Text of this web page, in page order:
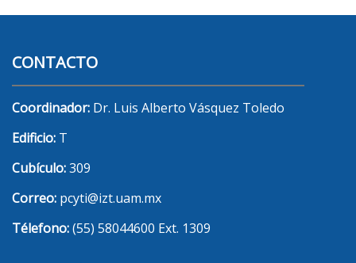
CONTACTO
Coordinador: Dr. Luis Alberto Vásquez Toledo
Edificio: T
Cubículo:309
Correo: pcyti@izt.uam.mx
Télefono:(55) 58044600 Ext. 1309